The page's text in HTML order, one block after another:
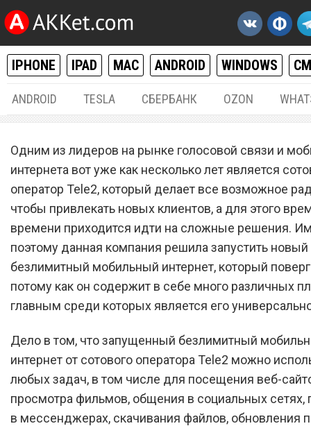
IPHONE IPAD MAC ANDROID WINDOWS
ANDROID TESLA СБЕРБАНК OZON
Сотовый оператор Tele2
запустил новый
мобильный интернет,
поверг всех в шок
Одним из лидеров на рынке голосовой связи и
интернета вот уже как несколько лет является
оператор Tele2, который делает все возможное
чтобы привлекать новых клиентов, а для этого
времени приходится идти на сложные решения.
поэтому данная компания решила запустить новый
безлимитный мобильный интернет, который
потому как он содержит в себе много различных
главным среди которых является его
Дело в том, что запущенный безлимитный
интернет от сотового оператора Tele2 можно
любых задач, в том числе для посещения веб-
просмотра фильмов, общения в социальных сетях,
в мессенджерах, скачивания файлов, обновления